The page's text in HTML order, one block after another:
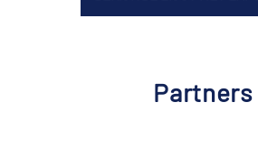
Partners